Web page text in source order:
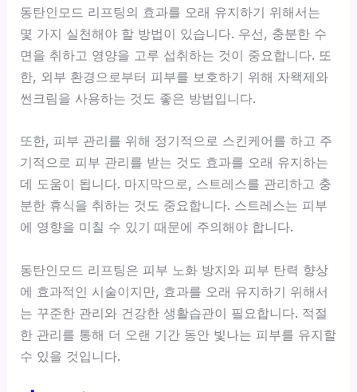
동탄인모드 리프팅의 효과를 오래 유지하기 위해서는
몇 가지 실천해야 할 방법이 있습니다. 우선, 충분한 수
면을 취하고 영양을 고루 섭취하는 것이 중요합니다. 또
한, 외부 환경으로부터 피부를 보호하기 위해 자왝제와
썬크림을 사용하는 것도 좋은 방법입니다.
또한, 피부 관리를 위해 정기적으로 스킨케어를 하고 주
기적으로 피부 관리를 받는 것도 효과를 오래 유지하는
데 도움이 됩니다. 마지막으로, 스트레스를 관리하고 충
분한 휴식을 취하는 것도 중요합니다. 스트레스는 피부
에 영향을 미칠 수 있기 때문에 주의해야 합니다.
동탄인모드 리프팅은 피부 노화 방지와 피부 탄력 향상
에 효과적인 시술이지만, 효과를 오래 유지하기 위해서
는 꾸준한 관리와 건강한 생활습관이 필요합니다. 적절
한 관리를 통해 더 오랜 기간 동안 빛나는 피부를 유지할
수 있을 것입니다.